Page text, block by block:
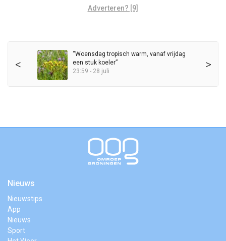
Adverteren? [9]
< >
“Woensdag tropisch warm, vanaf vrijdag
een stuk koeler”
23:59 - 28 juli
Nieuws
Nieuwstips
App
Nieuws
Sport